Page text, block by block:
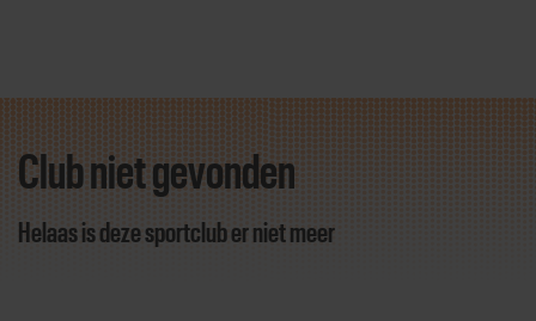
Direct door naar content
Club niet gevonden
Helaas is deze sportclub er niet meer